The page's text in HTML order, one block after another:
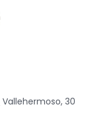
Vallehermoso, 30